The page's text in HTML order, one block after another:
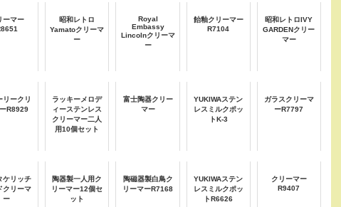
ーマー
昭和レトロ
Yamatoクリーマ
ー
Royal
Embassy
Lincolnクリーマ
ー
飴釉クリーマー
R7104
昭和レトロIVY
GARDENクリー
マー
リークリ
R8929
ラッキーメロデ
ィーステンレス
クリーマー二人
用10個セット
富士陶器クリー
マー
YUKIWAステン
レスミルクポッ
トK-3
ガラスクリーマ
ーR7797
ケリッチ
クリーマ
ー
陶器製一人用ク
リーマー12個セ
ット
陶磁器製白鳥ク
リーマーR7168
YUKIWAステン
レスミルクポッ
トR6626
クリーマー
R9407